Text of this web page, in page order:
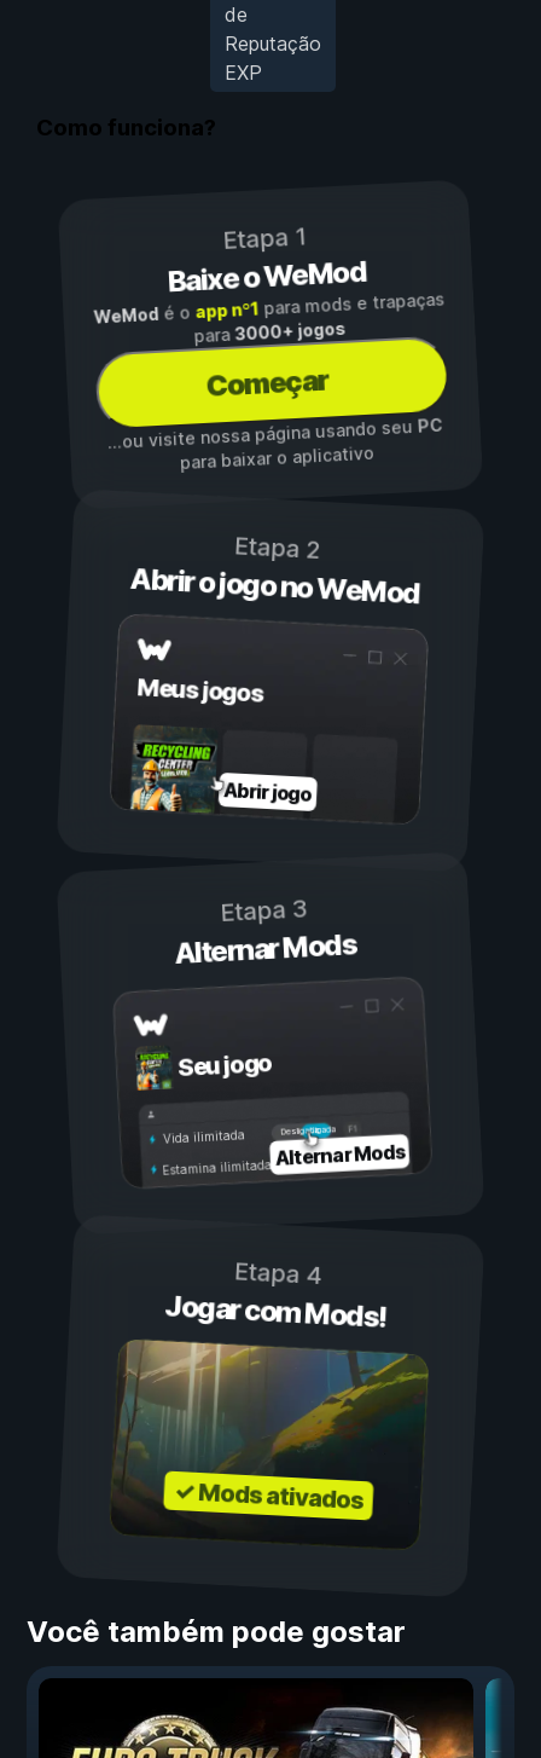
de
Reputação
EXP
Como funciona?
Etapa 1
Baixe o WeMod
WeModé o app nº1para mods e trapaças
para3000+ jogos
Começar
...ou visite nossa página usando seuPC
para baixar o aplicativo
Etapa 2
Abrir o jogo no WeMod
Meus jogos
Abrir jogo
Etapa 3
Alternar Mods
Seu jogo
Ligada
Desligada
Vida ilimitada
Estamina ilimitadaAlternar Mods
Etapa 4
Jogar com Mods!
✓ Mods ativados
Você também pode gostar